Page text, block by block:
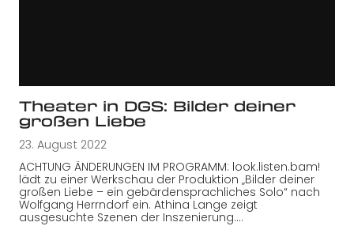
Theater in DGS: Bilder deiner
großen Liebe
23. August 2022
ACHTUNG ÄNDERUNGEN IM PROGRAMM: look.listen.bam!
lädt zu einer Werkschau der Produktion „Bilder deiner
großen Liebe – ein gebärdensprachliches Solo“ nach
Wolfgang Herrndorf ein. Athina Lange zeigt
ausgesuchte Szenen der Inszenierung.…